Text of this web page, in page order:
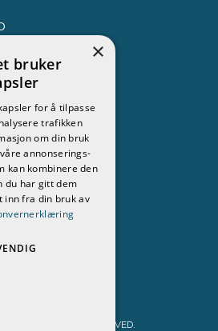
ALL RIGHTS RESERVED.
×
bruker
for å tilpasse
trafikken
om din bruk
annonserings-
kan kombinere den
du har gitt dem
inn fra din bruk av